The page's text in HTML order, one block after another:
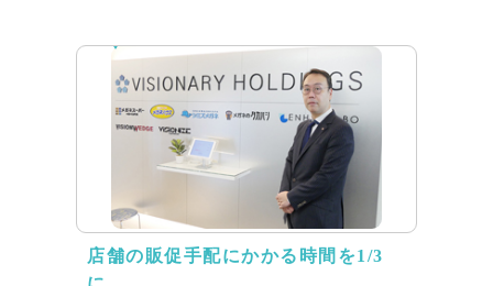
店舗の販促⼿配にかかる時間を1/3